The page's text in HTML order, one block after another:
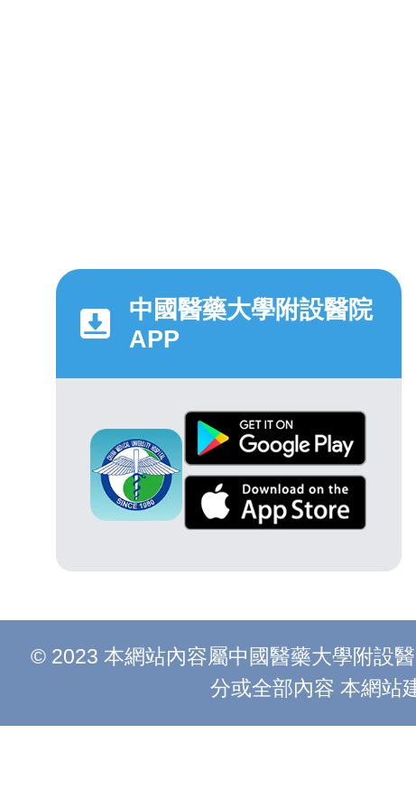
中國醫藥大學附設醫院
APP
© 2023 本網站內容屬中國醫藥大學附設
分或全部內容 本網站